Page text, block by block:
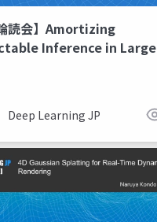
輪読会】Amortizing
Inference in Large
Deep Learning JP